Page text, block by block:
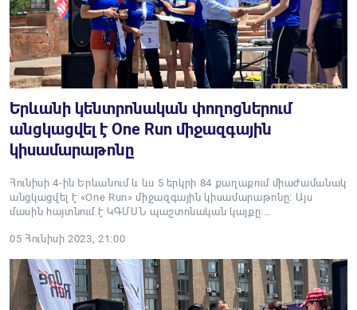
Երևանի կենտրոնական փողոցներում
անցկացվել է One Run միջազգային
կիսամարաթոնը
Հունիսի 4-ին Երևանում և ևս 5 երկրի 84 քաղաքում միաժամանակ
անցկացվել է «One Run» միջազգային կիսամարաթոնը: Այս
մասին հայտնում է ԿԳՄՍՆ պաշտոնական կայքը:…
05 Հունիսի 2023, 21:00